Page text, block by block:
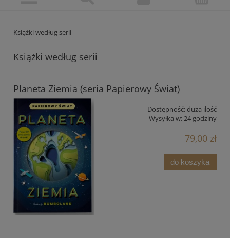
Książki według serii
Książki według serii
Planeta Ziemia (seria Papierowy Świat)
Dostępność: duża ilość
Wysyłka w:24 godziny
79,00 zł
do koszyka